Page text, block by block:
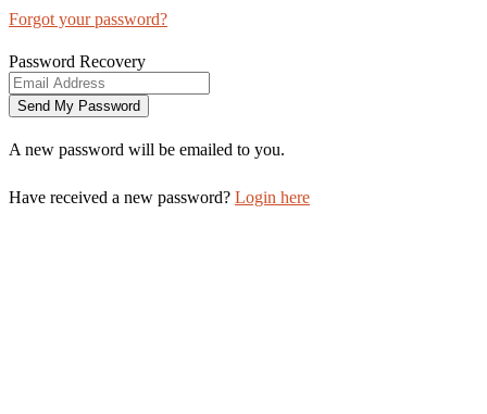
Forgot your password?
Password Recovery
A new password will be emailed to you.
Have received a new password? Login here